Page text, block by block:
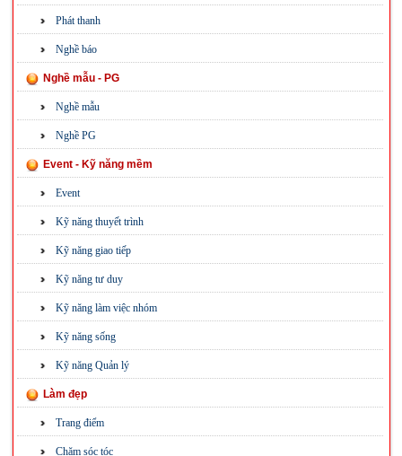
Phát thanh
Nghề báo
Nghề mẫu - PG
Nghề mẫu
Nghề PG
Event - Kỹ năng mềm
Event
Kỹ năng thuyết trình
Kỹ năng giao tiếp
Kỹ năng tư duy
Kỹ năng làm việc nhóm
Kỹ năng sống
Kỹ năng Quản lý
Làm đẹp
Trang điểm
Chăm sóc tóc